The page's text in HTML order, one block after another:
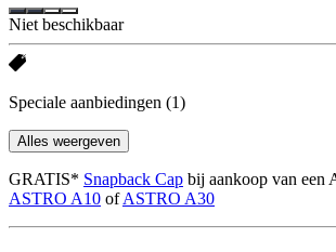
Niet beschikbaar
Speciale aanbiedingen (1)
Alles weergeven
GRATIS* Snapback Cap bij aankoop van een
ASTRO A10 ofASTRO A30